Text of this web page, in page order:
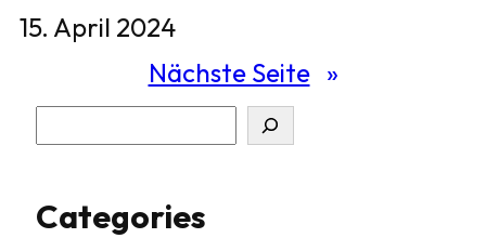
15. April 2024
Nächste Seite »
c
Categories